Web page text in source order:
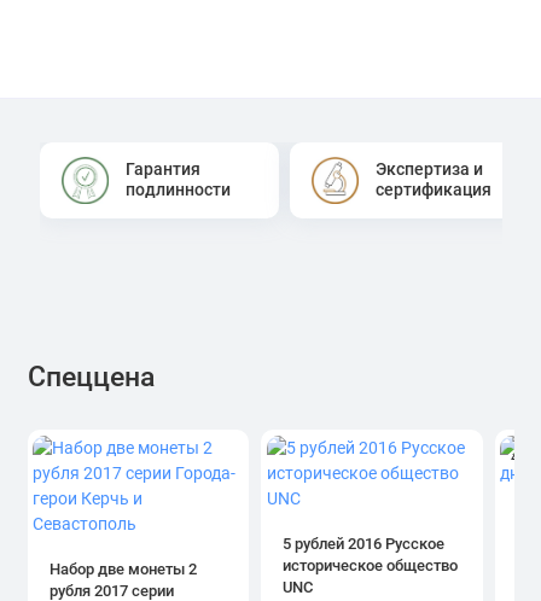
Гарантия
подлинности
Экспертиза и
сертификация
Спеццена
Набор две монеты 2
рубля 2017 серии
5 рублей 2016 Русское
историческое общество
UNC
4.0